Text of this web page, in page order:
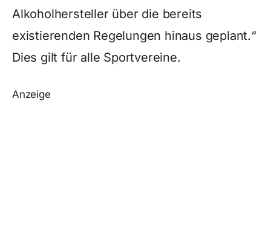
Alkoholhersteller über die bereits
existierenden Regelungen hinaus geplant.“
Dies gilt für alle Sportvereine.
Anzeige